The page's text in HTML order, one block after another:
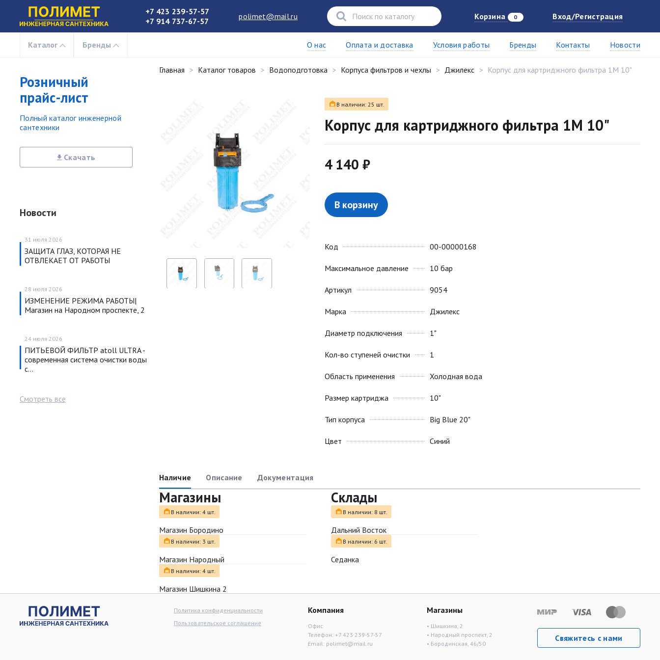
+7 423 239-57-57
+7 914 737-67-57
polimet@mail.ru Корзина 0 Вход/Регистрация
Каталог Бренды О нас Оплата и доставка Условия работы Бренды Контакты Новости
Розничный
прайс-лист
Полный каталог инженерной
сантехники
Скачать
Новости
31 июля 2026
ЗАЩИТА ГЛАЗ, КОТОРАЯ НЕ
ОТВЛЕКАЕТ ОТ РАБОТЫ
28 июля 2026
ИЗМЕНЕНИЕ РЕЖИМА РАБОТЫ|
Магазин на Народном проспекте, 2
24 июля 2026
ПИТЬЕВОЙ ФИЛЬТР atoll ULTRA -
современная система очистки воды
с…
Смотреть все
Главная Каталог товаров Водоподготовка Корпуса фильтров и чехлы Джилекс Корпус для картриджного фильтра 1М 10"
В наличии: 25 шт.
Корпус для картриджного фильтра 1М 10"
4 140 ₽
В корзину
Код
Максимальное давление
Артикул
Марка
Диаметр подключения
Кол-во ступеней очистки
Область применения
Размер картриджа
Тип корпуса
Цвет
00-00000168
10 бар
9054
Джилекс
1"
1
Холодная вода
10"
Big Blue 20"
Синий
Наличие Описание Документация
Магазины
В наличии: 4 шт.
Магазин Бородино
В наличии: 3 шт.
Магазин Народный
В наличии: 4 шт.
Магазин Шишкина 2
Склады
В наличии: 8 шт.
Дальний Восток
В наличии: 6 шт.
Седанка
Политика конфиденциальности
Пользовательское соглашение
Компания
Офис
Телефон: +7 423 239-57-57
Email: polimet@mail.ru
Магазины
• Шишкина, 2
• Народный проспект, 2
• Бородинская, 46/50
Свяжитесь с нами